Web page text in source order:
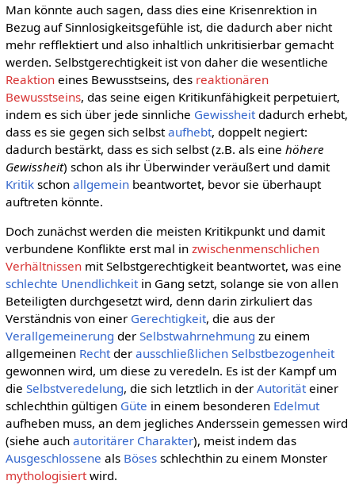
Man könnte auch sagen, dass dies eine Krisenrektion in
Bezug auf Sinnlosigkeitsgefühle ist, die dadurch aber nicht
mehr refflektiert und also inhaltlich unkritisierbar gemacht
werden. Selbstgerechtigkeit ist von daher die wesentliche
Reaktioneines Bewusstseins, des reaktionären
Bewusstseins, das seine eigen Kritikunfähigkeit perpetuiert,
indem es sich über jede sinnliche Gewissheitdadurch erhebt,
dass es sie gegen sich selbstaufhebt, doppelt negiert:
dadurch bestärkt, dass es sich selbst (z.B. als eine höhere
Gewissheit) schon als ihr Überwinder veräußert und damit
Kritikschon allgemeinbeantwortet, bevor sie überhaupt
auftreten könnte.
Doch zunächst werden die meisten Kritikpunkt und damit
verbundene Konflikte erst mal in zwischenmenschlichen
Verhältnissenmit Selbstgerechtigkeit beantwortet, was eine
schlechte Unendlichkeitin Gang setzt, solange sie von allen
Beteiligten durchgesetzt wird, denn darin zirkuliert das
Verständnis von einer Gerechtigkeit, die aus der
Verallgemeinerung der Selbstwahrnehmung zu einem
allgemeinen Rechtder ausschließlichen Selbstbezogenheit
gewonnen wird, um diese zu veredeln. Es ist der Kampf um
die Selbstveredelung, die sich letztlich in der Autoritäteiner
schlechthin gültigen Güte in einem besonderen Edelmut
aufheben muss, an dem jegliches Anderssein gemessen wird
(siehe auch autoritärer Charakter), meist indem das
Ausgeschlossene als Bösesschlechthin zu einem Monster
mythologisiertwird.